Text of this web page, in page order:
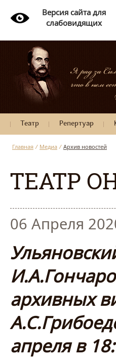
Версия сайта для
слабовидящих
Театр Репертуар
Главная / Медиа / Архив новостей
ТЕАТР
06 Апреля
архивных
апреля в